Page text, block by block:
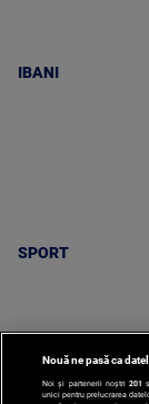
IBANI
SPORT
Nouă ne pasă ca
Noi și partenerii noștri 201
unici pentru prelucrarea